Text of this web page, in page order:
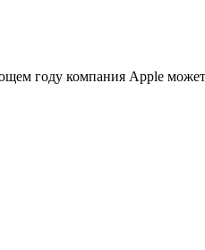
году компания Apple может